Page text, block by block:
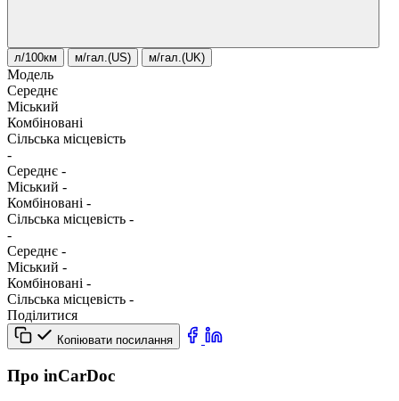
л/100км м/гал.(US) м/гал.(UK)
Модель
Середнє
Міський
Комбіновані
Сільська місцевість
-
Середнє -
Міський -
Комбіновані -
Сільська місцевість -
-
Середнє -
Міський -
Комбіновані -
Сільська місцевість -
Поділитися
Копіювати посилання
Про inCarDoc